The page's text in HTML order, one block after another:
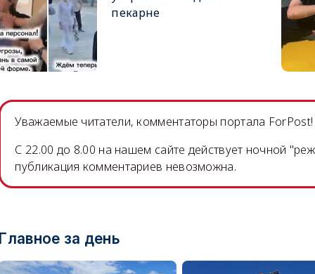
пекарне
Уважаемые читатели, комментаторы портала ForPost!
C 22.00 до 8.00 на нашем сайте действует ночной
публикация комментариев невозможна.
Главное за день